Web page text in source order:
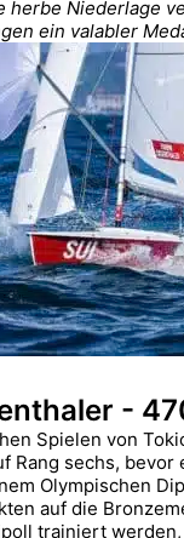
Niederlage
ein valabler
-
Spielen von
Rang sechs,
Olympischen
auf die
trainiert